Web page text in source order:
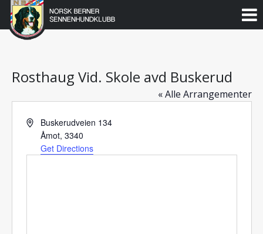
Gå
Norsk
Berner
Sennenhundklubb
Rosthaug Vid. Skole avd Buskerud
« Alle Arrangementer
AddressBuskerudveien 134
Åmot, 3340
Get Directions